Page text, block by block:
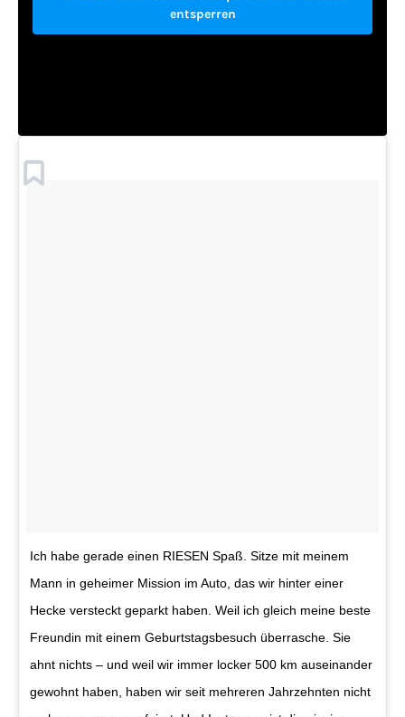
entsperren
Ich habe gerade einen RIESEN Spaß. Sitze mit meinem
Mann in geheimer Mission im Auto, das wir hinter einer
Hecke versteckt geparkt haben. Weil ich gleich meine beste
Freundin mit einem Geburtstagsbesuch überrasche. Sie
ahnt nichts – und weil wir immer locker 500 km auseinander
gewohnt haben, haben wir seit mehreren Jahrzehnten nicht